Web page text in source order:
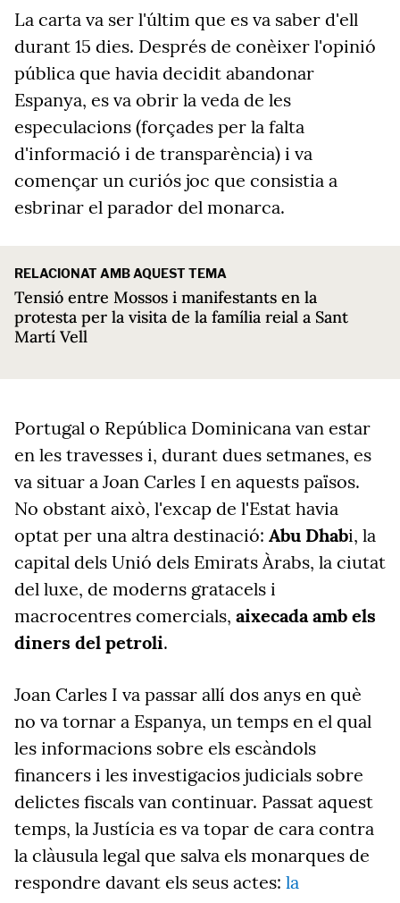
La carta va ser l'últim que es va saber d'ell
durant 15 dies. Després de conèixer l'opinió
pública que havia decidit abandonar
Espanya, es va obrir la veda de les
especulacions (forçades per la falta
d'informació i de transparència) i va
començar un curiós joc que consistia a
esbrinar el parador del monarca.
RELACIONAT AMB AQUEST TEMA
Tensió entre Mossos i manifestants en la
protesta per la visita de la família reial a Sant
Martí Vell
Portugal o República Dominicana van estar
en les travesses i, durant dues setmanes, es
va situar a Joan Carles I en aquests països.
No obstant això, l'excap de l'Estat havia
optat per una altra destinació: Abu Dhabi, la
capital dels Unió dels Emirats Àrabs, la ciutat
del luxe, de moderns gratacels i
macrocentres comercials, aixecada amb els
diners del petroli.
Joan Carles I va passar allí dos anys en què
no va tornar a Espanya, un temps en el qual
les informacions sobre els escàndols
financers i les investigacios judicials sobre
delictes fiscals van continuar. Passat aquest
temps, la Justícia es va topar de cara contra
la clàusula legal que salva els monarques de
respondre davant els seus actes: la